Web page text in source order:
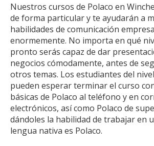
Nuestros cursos de Polaco en
de forma particular y te ayudarán a
habilidades de comunicación
enormemente. No importa en qué
pronto serás capaz de dar
negocios cómodamente, antes de
otros temas. Los estudiantes del
pueden esperar terminar el curso
básicas de Polaco al teléfono y en
electrónicos, así como Polaco de
dándoles la habilidad de trabajar en
lengua nativa es Polaco.